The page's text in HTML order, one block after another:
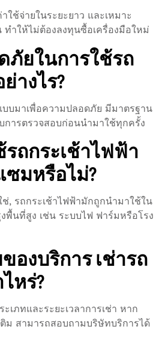
ใช้จ่ายในระยะยาว และเหมาะ
ทำให้ไม่ต้องลงทุนซื้อเครื่องมือใหม่
ภัยในการใช้รถ
างไร?
บมาเพื่อความปลอดภัย มีมาตรฐาน
การตรวจสอบก่อนนำมาใช้ทุกครั้ง
รถกระเช้าไฟฟ้า
มหรือไม่?
ช่, รถกระเช้าไฟฟ้ามักถูกนำมาใช้ใน
พื้นที่สูง เช่น ระบบไฟ ฟาร์มหรือโรง
องบริการ เช่ารถ
หร่?
เภทและระยะเวลาการเช่า หาก
ติม สามารถสอบถามบริษัทบริการได้